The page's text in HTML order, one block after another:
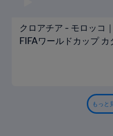
クロアチア - モロッコ
FIFAワールドカップ カ
もっと